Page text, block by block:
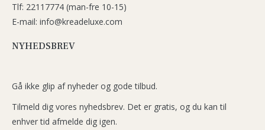
Tlf: 22117774 (man-fre 10-15)
E-mail: info@kreadeluxe.com
NYHEDSBREV
Gå ikke glip af nyheder og gode tilbud.
Tilmeld dig vores nyhedsbrev. Det er gratis, og du kan til
enhver tid afmelde dig igen.